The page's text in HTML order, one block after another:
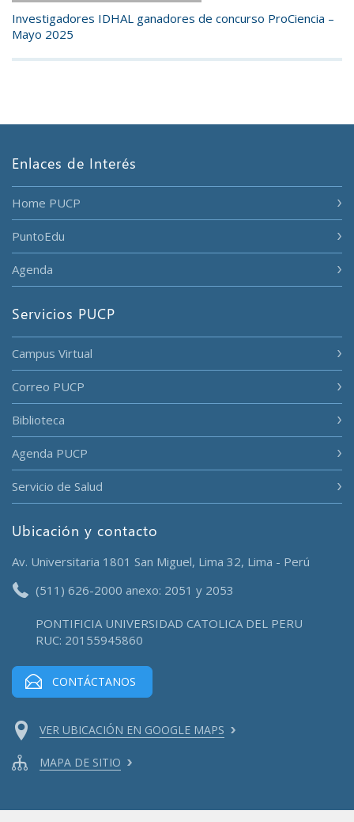
Investigadores IDHAL ganadores de concurso ProCiencia –
Mayo 2025
Enlaces de Interés
Home PUCP
PuntoEdu
Agenda
Servicios PUCP
Campus Virtual
Correo PUCP
Biblioteca
Agenda PUCP
Servicio de Salud
Ubicación y contacto
Av. Universitaria 1801 San Miguel, Lima 32, Lima - Perú
(511) 626-2000 anexo: 2051 y 2053
PONTIFICIA UNIVERSIDAD CATOLICA DEL PERU
RUC: 20155945860
CONTÁCTANOS
VER UBICACIÓN EN GOOGLE MAPS
MAPA DE SITIO